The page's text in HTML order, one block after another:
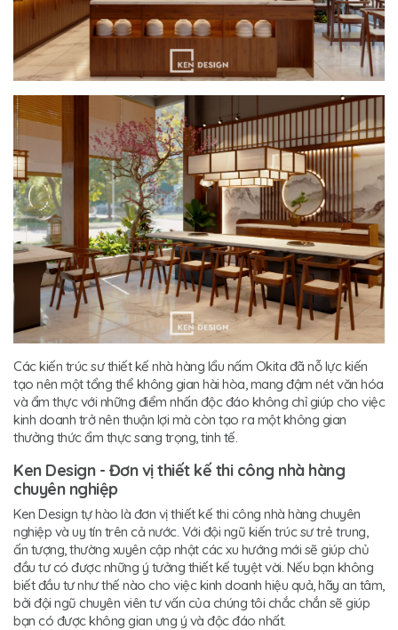
Các kiến trúc sư thiết kế nhà hàng lẩu nấm Okita đã nỗ lực kiến
tạo nên một tổng thể không gian hài hòa, mang đậm nét văn hóa
và ẩm thực với những điểm nhấn độc đáo không chỉ giúp cho việc
kinh doanh trở nên thuận lợi mà còn tạo ra một không gian
thưởng thức ẩm thực sang trọng, tinh tế.
Ken Design - Đơn vị thiết kế thi công nhà hàng
chuyên nghiệp
Ken Design tự hào là đơn vị thiết kế thi công nhà hàng chuyên
nghiệp và uy tín trên cả nước. Với đội ngũ kiến trúc sư trẻ trung,
ấn tượng, thường xuyên cập nhật các xu hướng mới sẽ giúp chủ
đầu tư có được những ý tưởng thiết kế tuyệt vời. Nếu bạn không
biết đầu tư như thế nào cho việc kinh doanh hiệu quả, hãy an tâm,
bởi đội ngũ chuyên viên tư vấn của chúng tôi chắc chắn sẽ giúp
bạn có được không gian ưng ý và độc đáo nhất.